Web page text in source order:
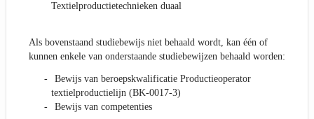
Textielproductietechnieken duaal
Als bovenstaand studiebewijs niet behaald wordt, kan één of
kunnen enkele van onderstaande studiebewijzen behaald worden:
Bewijs van beroepskwalificatie Productieoperator
textielproductielijn (BK-0017-3)
Bewijs van competenties